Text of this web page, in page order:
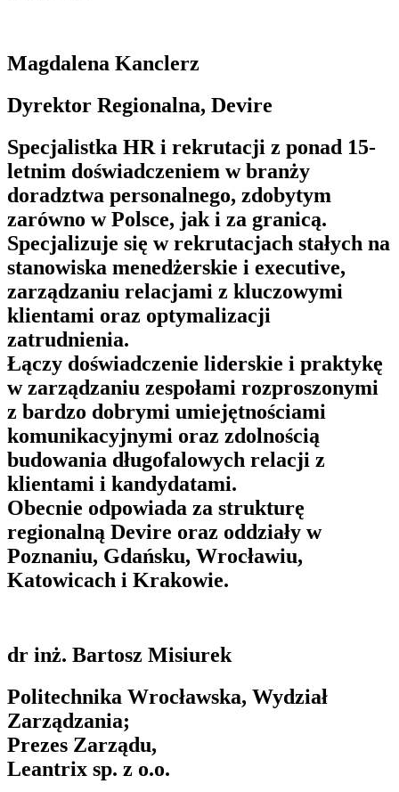
Magdalena Kanclerz
Dyrektor Regionalna, Devire
Specjalistka HR i rekrutacji z ponad 15-
letnim doświadczeniem w branży
doradztwa personalnego, zdobytym
zarówno w Polsce, jak i za granicą.
Specjalizuje się w rekrutacjach stałych na
stanowiska menedżerskie i executive,
zarządzaniu relacjami z kluczowymi
klientami oraz optymalizacji
zatrudnienia.
Łączy doświadczenie liderskie i praktykę
w zarządzaniu zespołami rozproszonymi
z bardzo dobrymi umiejętnościami
komunikacyjnymi oraz zdolnością
budowania długofalowych relacji z
klientami i kandydatami.
Obecnie odpowiada za strukturę
regionalną Devire oraz oddziały w
Poznaniu, Gdańsku, Wrocławiu,
Katowicach i Krakowie.
dr inż. Bartosz Misiurek
Politechnika Wrocławska, Wydział
Zarządzania;
Prezes Zarządu,
Leantrix sp. z o.o.